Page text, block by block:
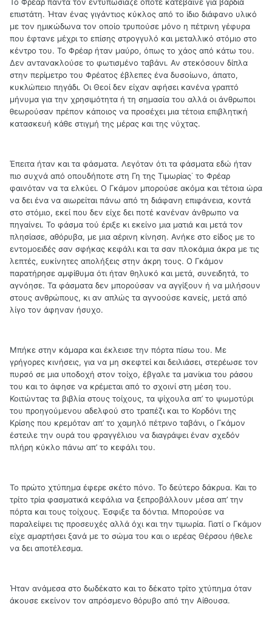
επιστάτη. Ήταν ένας γιγάντιος κύκλος από το ίδιο διάφανο υλικό
με τον ημικώδωνα τον οποίο τρυπούσε μόνο η πέτρινη γέφυρα
που έφτανε μέχρι το επίσης στρογγυλό και μεταλλικό στόμιο στο
κέντρο του. Το Φρέαρ ήταν μαύρο, όπως το χάος από κάτω του.
Δεν αντανακλούσε το φωτισμένο ταβάνι. Αν στεκόσουν δίπλα
στην περίμετρο του Φρέατος έβλεπες ένα δυσοίωνο, άπατο,
κυκλώπειο πηγάδι. Οι Θεοί δεν είχαν αφήσει κανένα γραπτό
μήνυμα για την χρησιμότητα ή τη σημασία του αλλά οι άνθρωποι
θεωρούσαν πρέπον κάποιος να προσέχει μια τέτοια επιβλητική
κατασκευή κάθε στιγμή της μέρας και της νύχτας.
Έπειτα ήταν και τα φάσματα. Λεγόταν ότι τα φάσματα εδώ ήταν
πιο συχνά από οπουδήποτε στη Γη της Τιμωρίας˙ το Φρέαρ
φαινόταν να τα ελκύει. Ο Γκάμον μπορούσε ακόμα και τέτοια ώρα
να δει ένα να αιωρείται πάνω από τη διάφανη επιφάνεια, κοντά
στο στόμιο, εκεί που δεν είχε δει ποτέ κανέναν άνθρωπο να
πηγαίνει. Το φάσμα τού έριξε κι εκείνο μια ματιά και μετά τον
πλησίασε, αθόρυβα, με μια αέρινη κίνηση. Ανήκε στο είδος με το
εντομοειδές σαν σφήκας κεφάλι και τα σαν πλοκάμια άκρα με τις
λεπτές, ευκίνητες απολήξεις στην άκρη τους. Ο Γκάμον
παρατήρησε αμφίθυμα ότι ήταν θηλυκό και μετά, συνειδητά, το
αγνόησε. Τα φάσματα δεν μπορούσαν να αγγίξουν ή να μιλήσουν
στους ανθρώπους, κι αν απλώς τα αγνοούσε κανείς, μετά από
λίγο τον άφηναν ήσυχο.
Μπήκε στην κάμαρα και έκλεισε την πόρτα πίσω του. Με
γρήγορες κινήσεις, για να μη σκεφτεί και δειλιάσει, στερέωσε τον
πυρσό σε μια υποδοχή στον τοίχο, έβγαλε τα μανίκια του ράσου
του και το άφησε να κρέμεται από το σχοινί στη μέση του.
Κοιτώντας τα βιβλία στους τοίχους, τα ψίχουλα απ’ το ψωμοτύρι
του προηγούμενου αδελφού στο τραπέζι και το Κορδόνι της
Κρίσης που κρεμόταν απ’ το χαμηλό πέτρινο ταβάνι, ο Γκάμον
έστειλε την ουρά του φραγγέλιου να διαγράψει έναν σχεδόν
πλήρη κύκλο πάνω απ’ το κεφάλι του.
Το πρώτο χτύπημα έφερε σκέτο πόνο. Το δεύτερο δάκρυα. Και το
τρίτο τρία φασματικά κεφάλια να ξεπροβάλλουν μέσα απ’ την
πόρτα και τους τοίχους. Έσφιξε τα δόντια. Μπορούσε να
παραλείψει τις προσευχές αλλά όχι και την τιμωρία. Γιατί ο Γκάμον
είχε αμαρτήσει ξανά με το σώμα του και ο ιερέας Θέρσου ήθελε
να δει αποτέλεσμα.
Ήταν ανάμεσα στο δωδέκατο και το δέκατο τρίτο χτύπημα όταν
άκουσε εκείνον τον απρόσμενο θόρυβο από την Αίθουσα.